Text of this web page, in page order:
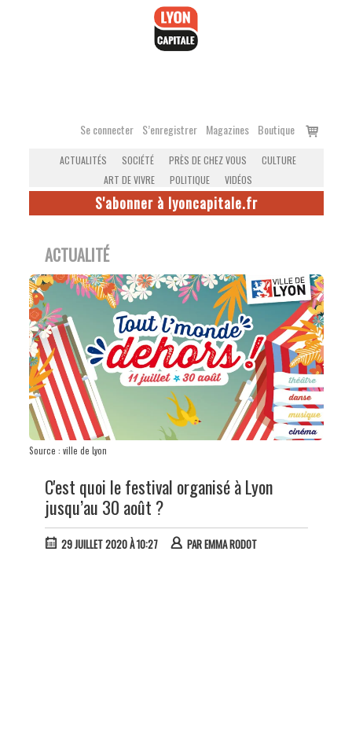
Se connecter S’enregistrer Magazines Boutique
Voir
ACTUALITÉS SOCIÉTÉ PRÈS DE CHEZ VOUS
CULTURE
ART DE VIVRE
POLITIQUE VIDÉOS
S'abonner à lyoncapitale.fr
ACTUALITÉ
Source : ville de Lyon
C'est quoi le festival organisé à Lyon
jusqu’au 30 août ?
29 JUILLET 2020 À 10:27 PAREMMA RODOT